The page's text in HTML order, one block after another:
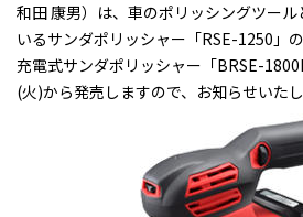
和田 康男）は、車のポリッシングツー
いるサンダポリッシャー「RSE-1250」
充電式サンダポリッシャー「BRSE-
(火)から発売しますので、お知らせいたし